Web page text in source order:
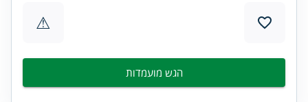
⚠
הגש מועמדות